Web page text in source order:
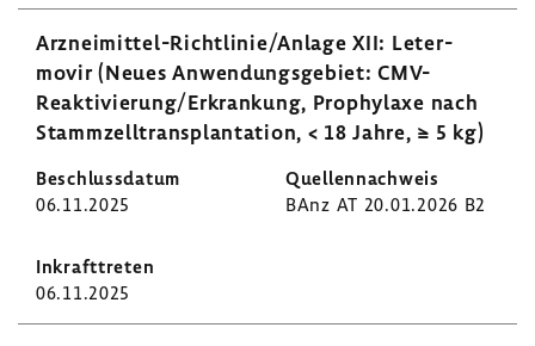
Arzneimittel-​Richtlinie/Anlage XII: Leter­
movir (Neues Anwen­dungs­ge­biet: CMV-​
Reaktivierung/Erkran­kung, Prophy­laxe nach
Stamm­zell­trans­plan­ta­tion, < 18 Jahre, ≥ 5 kg)
06.11.2025 BAnz AT 20.01.2026 B2
06.11.2025